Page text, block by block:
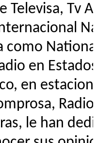
Televisa, Tv
como
en
en
le han